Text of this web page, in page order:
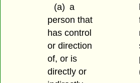
(a) a
person that
has control
or direction
of, or is
directly or